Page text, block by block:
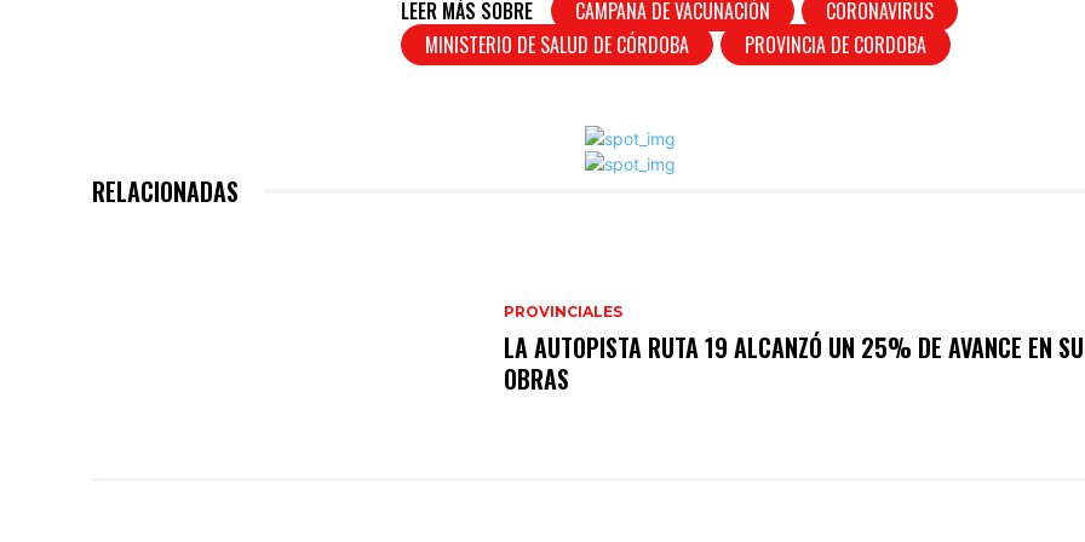
LEER MÁS SOBRE CAMPAÑA DE VACUNACIÓN
CORONAVIRUS
MINISTERIO DE SALUD DE CÓRDOBA
PROVINCIA DE CORDOBA
RELACIONADAS
PROVINCIALES
LA AUTOPISTA RUTA 19 ALCANZÓ UN 25% DE AVANCE EN
OBRAS